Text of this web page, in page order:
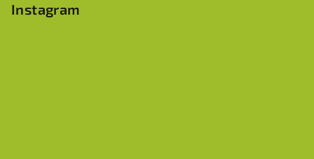
Instagram